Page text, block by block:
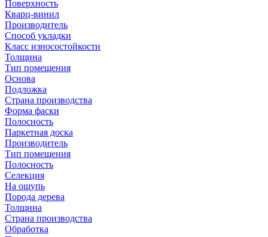
Поверхность
Кварц-винил
Производитель
Способ укладки
Класс износостойкости
Толщина
Тип помещения
Основа
Подложка
Страна производства
Форма фаски
Полосность
Паркетная доска
Производитель
Тип помещения
Полосность
Селекция
На ощупь
Порода дерева
Толщина
Страна производства
Обработка